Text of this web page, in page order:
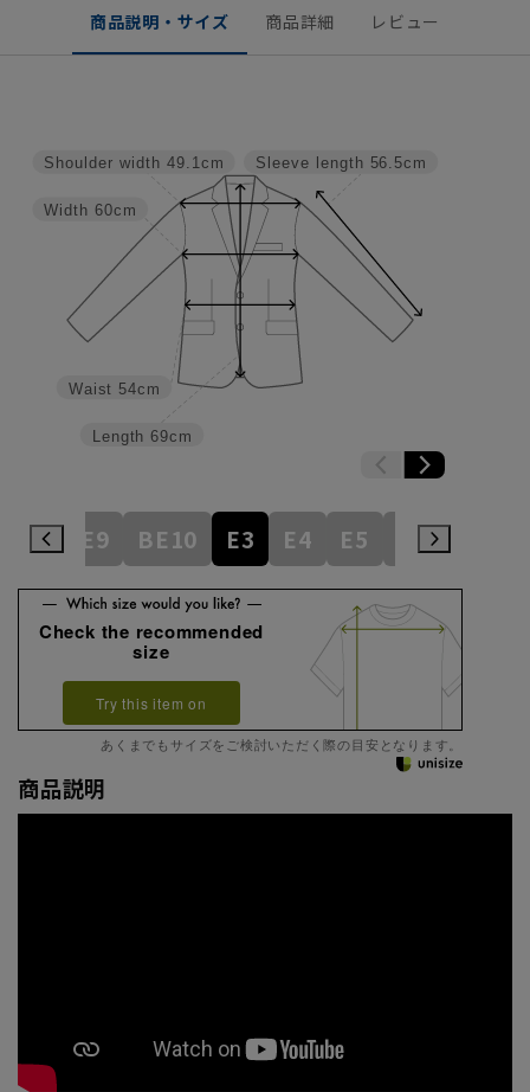
商品説明・サイズ 商品詳細 レビュー
Sleeve length 56.5cm
Length 69cm
Waist 54cm
Width 60cm
Shoulder width 49.1cm
BE9 BE10 E3 E4 E5 E6
Check the recommended
size
Try this item on
あくまでもサイズをご検討いただく際の目安となります。
商品説明